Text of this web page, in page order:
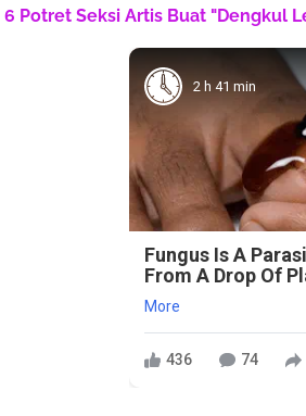
6 Potret Seksi Artis Buat "Dengkul
2 h 41 min
Fungus Is A
From A Drop Of
More
436 74